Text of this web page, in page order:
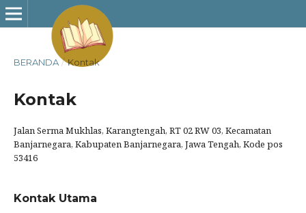
BERANDA / Kontak
Kontak
Jalan Serma Mukhlas, Karangtengah, RT 02 RW 03, Kecamatan
Banjarnegara, Kabupaten Banjarnegara, Jawa Tengah, Kode pos
53416
Kontak Utama